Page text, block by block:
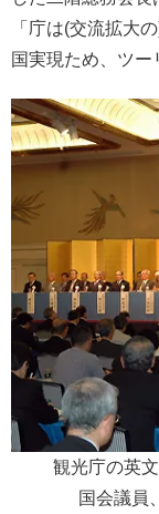
「庁は(交流拡大
国実現ため、ツー
観光庁の英
国会議員